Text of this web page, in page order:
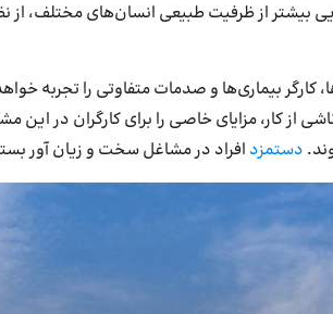
بیشتر از ظرفیت طبیعی انسان‌های مختلف، از
کارگر بیماری‌ها و صدمات متفاوتی را تجربه
از کار، مزایای خاصی را برای کارگران در این
دستمزد افراد در مشاغل سخت و زیان آور